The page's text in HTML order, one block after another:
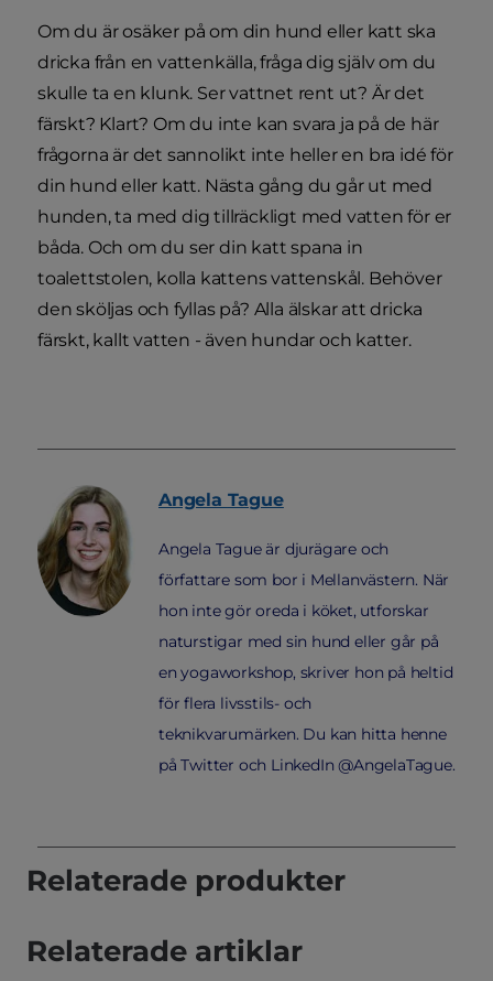
Om du är osäker på om din hund eller katt ska
dricka från en vattenkälla, fråga dig själv om du
skulle ta en klunk. Ser vattnet rent ut? Är det
färskt? Klart? Om du inte kan svara ja på de här
frågorna är det sannolikt inte heller en bra idé för
din hund eller katt. Nästa gång du går ut med
hunden, ta med dig tillräckligt med vatten för er
båda. Och om du ser din katt spana in
toalettstolen, kolla kattens vattenskål. Behöver
den sköljas och fyllas på? Alla älskar att dricka
färskt, kallt vatten - även hundar och katter.
Angela Tague
Angela Tague är djurägare och
författare som bor i Mellanvästern. När
hon inte gör oreda i köket, utforskar
naturstigar med sin hund eller går på
en yogaworkshop, skriver hon på heltid
för flera livsstils- och
teknikvarumärken. Du kan hitta henne
på Twitter och LinkedIn @AngelaTague.
Relaterade produkter
Relaterade artiklar